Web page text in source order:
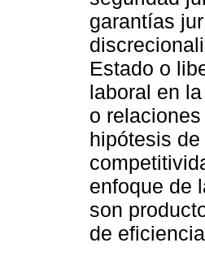
garantías
Estado o
laboral en
o
hipótesis
enfoque de
son
de